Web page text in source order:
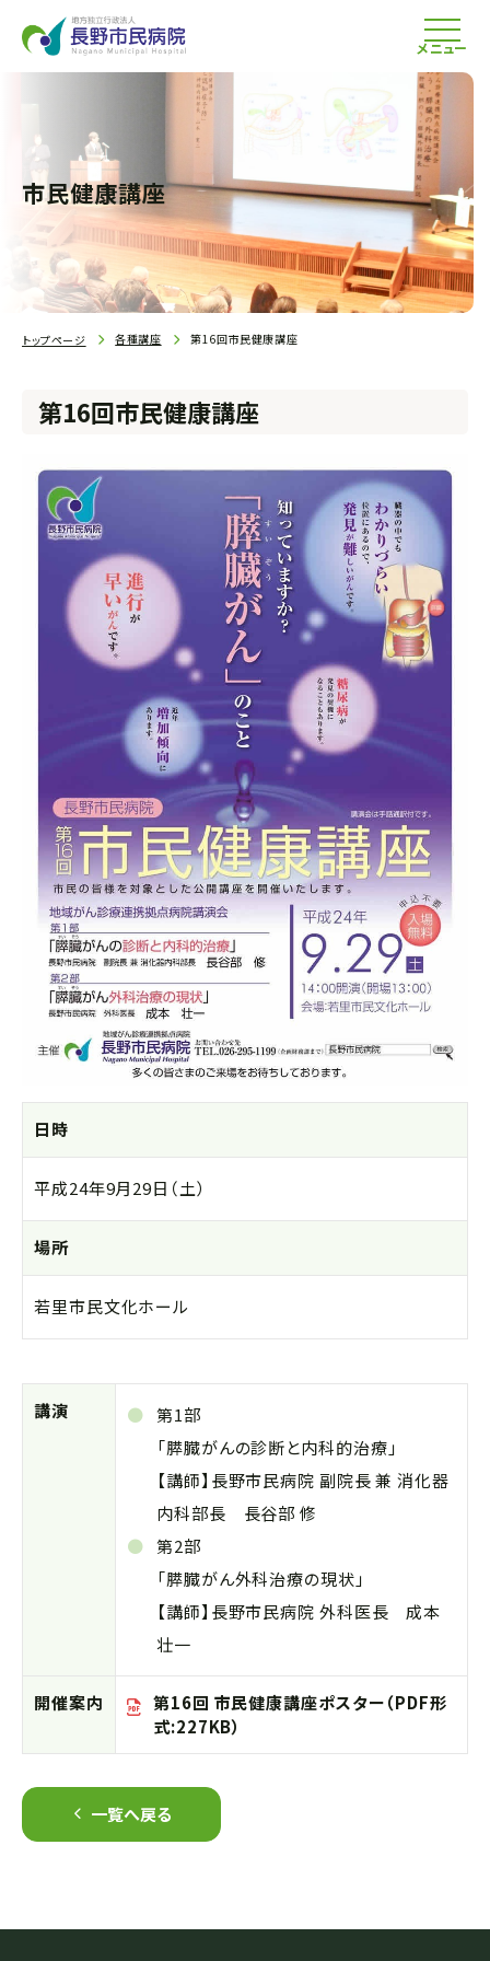
メニュー
市民健康講座
トップページ 各種講座 第16回市民健康講座
第16回市民健康講座
日時
平成24年9月29日（土）
場所
若里市民文化ホール
講演
第1部
「膵臓がんの診断と内科的治療」
【講師】長野市民病院 副院長 兼 消化器
内科部長 長谷部 修
第2部
「膵臓がん外科治療の現状」
【講師】長野市民病院 外科医長 成本
壮一
開催案内
第16回 市民健康講座ポスター（PDF形
式:227KB）
一覧へ戻る